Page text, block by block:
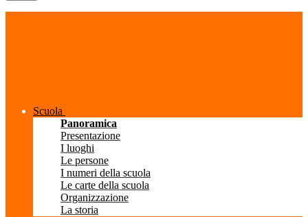
Scuola
Panoramica
Presentazione
I luoghi
Le persone
I numeri della scuola
Le carte della scuola
Organizzazione
La storia